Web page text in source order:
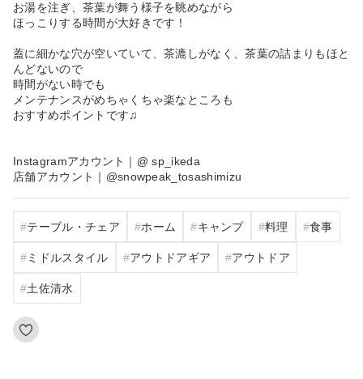
お湯を注ぎ、茶葉が舞う様子を眺めながら
ほっこりする時間が大好きです！
蓋に細かな穴が空いていて、茶漉しがなく、茶葉の詰まりもほと
んどないので
時間がない時でも
メンテナンスがめちゃくちゃ楽なところも
おすすめポイントです♫
Instagramアカウント｜@ sp_ikeda
店舗アカウント｜@snowpeak_tosashimizu
テーブル・チェア ホーム キャンプ 料理 食事
ミドルスタイル アウトドアギア アウトドア
土佐清水